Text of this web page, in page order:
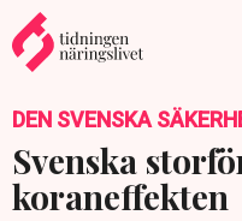
DEN SVENSKA
Svenska
koraneffekten